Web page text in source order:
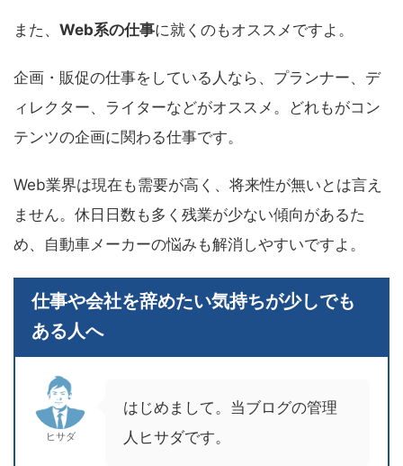
また、 Web系の仕事に就くのもオススメですよ。
企画・販促の仕事をしている人なら、プランナー、デ
ィレクター、ライターなどがオススメ。どれもがコン
テンツの企画に関わる仕事です。
Web業界は現在も需要が高く、将来性が無いとは言え
ません。休日日数も多く残業が少ない傾向があるた
め、自動車メーカーの悩みも解消しやすいですよ。
仕事や会社を辞めたい気持ちが少しでも
ある人へ
ヒサダ
はじめまして。当ブログの管理
人ヒサダです。